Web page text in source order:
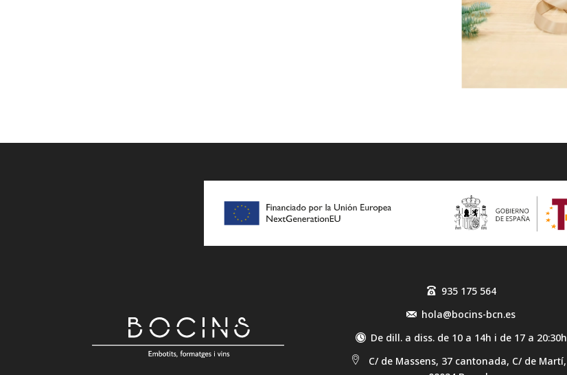
935 175 564
hola@bocins-bcn.es
De dill. a diss. de 10 a 14h i de 17 a 20:30h
C/ de Massens, 37 cantonada, C/ de Martí,